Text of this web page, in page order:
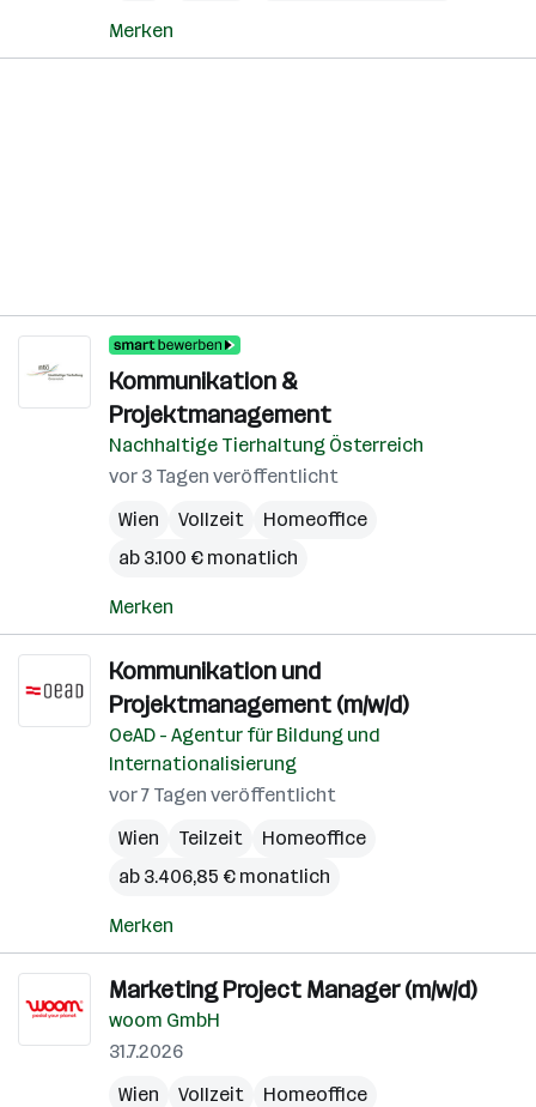
Merken
Kommunikation &
Projektmanagement
Nachhaltige Tierhaltung Österreich
vor 3 Tagen veröffentlicht
Wien
Vollzeit
Homeoffice
ab 3.100 € monatlich
Merken
Kommunikation und
Projektmanagement (m/w/d)
OeAD - Agentur für Bildung und
Internationalisierung
vor 7 Tagen veröffentlicht
Wien
Teilzeit
Homeoffice
ab 3.406,85 € monatlich
Merken
Marketing Project Manager (m/w/d)
woom GmbH
31.7.2026
Wien
Vollzeit
Homeoffice